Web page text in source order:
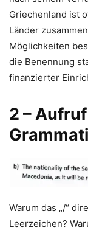
Griechenland ist
Länder
Möglichkeiten
die Benennung
finanzierter
2 –
Warum das „/“
Leerzeichen?